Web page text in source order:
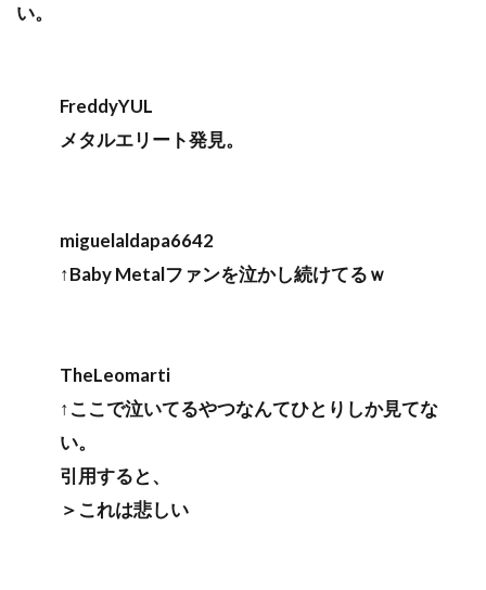
い。
FreddyYUL
メタルエリート発見。
miguelaldapa6642
↑Baby Metalファンを泣かし続けてるｗ
TheLeomarti
↑ここで泣いてるやつなんてひとりしか見てな
い。
引用すると、
＞これは悲しい